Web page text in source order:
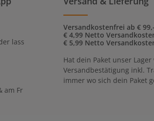
lass
am Fr
Versandkostenfrei ab € 99,-
€ 4,99 Netto
€ 5,99 Netto
Hat dein Paket unser
Versandbestätigung inkl.
immer wo sich dein Paket